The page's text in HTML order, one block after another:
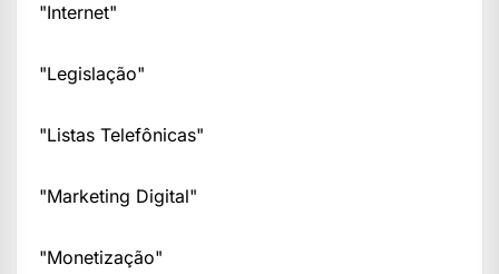
"Internet"
"Legislação"
"Listas Telefônicas"
"Marketing Digital"
"Monetização"